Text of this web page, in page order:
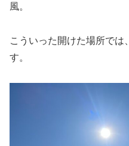
風。
こういった開けた場所では
す。